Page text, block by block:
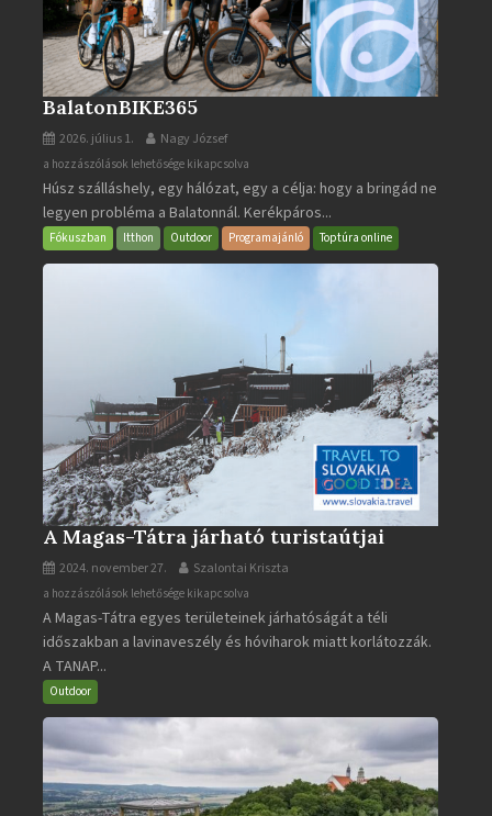
BalatonBIKE365
2026. július 1. Nagy József
BalatonBIKE365
bejegyzéshez
a hozzászólások lehetősége kikapcsolva
Húsz szálláshely, egy hálózat, egy a célja: hogy a bringád ne
legyen probléma a Balatonnál. Kerékpáros...
Fókuszban Itthon Outdoor Programajánló Toptúra online
A Magas-Tátra járható turistaútjai
2024. november 27. Szalontai Kriszta
A
Magas-
Tátra
járható
turistaútjai
bejegyzéshez
a hozzászólások lehetősége kikapcsolva
A Magas-Tátra egyes területeinek járhatóságát a téli
időszakban a lavinaveszély és hóviharok miatt korlátozzák.
A TANAP...
Outdoor